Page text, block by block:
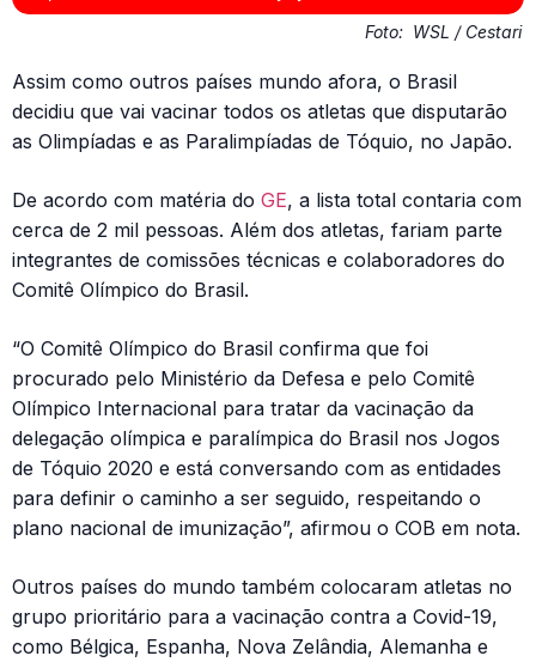
Foto: WSL / Cestari
Assim como outros países mundo afora, o Brasil
decidiu que vai vacinar todos os atletas que disputarão
as Olimpíadas e as Paralimpíadas de Tóquio, no Japão.
De acordo com matéria do GE, a lista total contaria com
cerca de 2 mil pessoas. Além dos atletas, fariam parte
integrantes de comissões técnicas e colaboradores do
Comitê Olímpico do Brasil.
“O Comitê Olímpico do Brasil confirma que foi
procurado pelo Ministério da Defesa e pelo Comitê
Olímpico Internacional para tratar da vacinação da
delegação olímpica e paralímpica do Brasil nos Jogos
de Tóquio 2020 e está conversando com as entidades
para definir o caminho a ser seguido, respeitando o
plano nacional de imunização”, afirmou o COB em nota.
Outros países do mundo também colocaram atletas no
grupo prioritário para a vacinação contra a Covid-19,
como Bélgica, Espanha, Nova Zelândia, Alemanha e